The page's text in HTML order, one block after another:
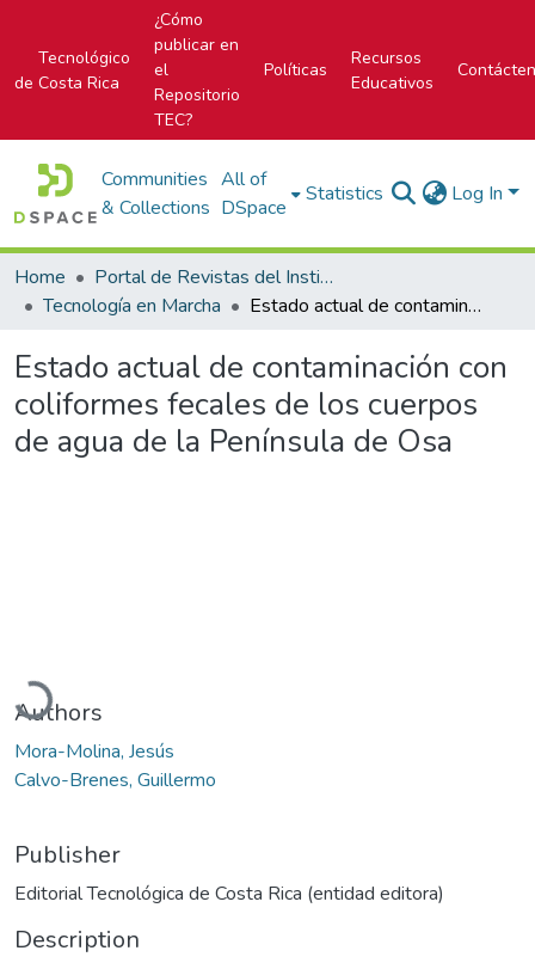
Tecnológico
de Costa Rica
¿Cómo
publicar en
el
Repositorio
TEC?
Políticas
Recursos
Educativos
Communities
& Collections
All of
DSpace
Statistics Log In
Home
Portal de Revistas del Instituto Tecnológico de Costa Rica
Tecnología en Marcha
Estado actual de contaminación con coliformes fecales de los cuerpos de agua de la Península de Osa
Estado actual de contaminación con
coliformes fecales de los cuerpos
de agua de la Península de Osa
Loading...
Authors
Mora-Molina, Jesús
Calvo-Brenes, Guillermo
Publisher
Editorial Tecnológica de Costa Rica (entidad editora)
Description